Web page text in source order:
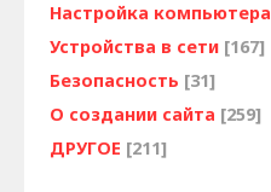
Настройка компьютера
Устройства в сети [167]
Безопасность [31]
О создании сайта [259]
ДРУГОЕ [211]